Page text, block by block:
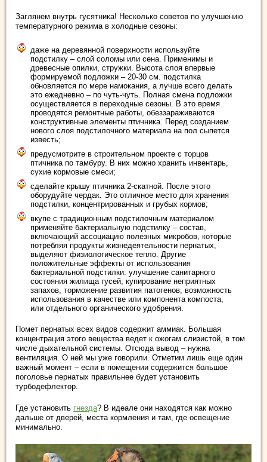
Заглянем внутрь гусятника! Несколько советов по улучшению
температурного режима в холодные сезоны:
даже на деревянной поверхности используйте
подстилку – слой соломы или сена. Применимы и
древесные опилки, стружки. Высота слоя впервые
формируемой подложки – 20-30 см. подстилка
обновляется по мере намокания, а лучше всего делать
это ежедневно – по чуть-чуть. Полная смена подложки
осуществляется в переходные сезоны. В это время
проводятся ремонтные работы, обеззараживаются
конструктивные элементы птичника. Перед созданием
нового слоя подстилочного материала на пол сыпется
известь;
предусмотрите в строительном проекте с торцов
птичника по тамбуру. В них можно хранить инвентарь,
сухие кормовые смеси;
сделайте крышу птичника 2-скатной. После этого
оборудуйте чердак. Это отличное место для хранения
подстилки, концентрированных и грубых кормов;
вкупе с традиционным подстилочным материалом
применяйте бактериальную подстилку – состав,
включающий ассоциацию полезных микробов, которые
потребляя продукты жизнедеятельности пернатых,
выделяют физиологическое тепло. Другие
положительные эффекты от использования
бактериальной подстилки: улучшение санитарного
состояния жилища гусей, купирование неприятных
запахов, торможение развития патогенов, возможность
использования в качестве или компонента компоста,
или отдельного органического удобрения.
Помет пернатых всех видов содержит аммиак. Большая
концентрация этого вещества ведет к ожогам слизистой, в том
числе дыхательной системы. Отсюда вывод – нужна
вентиляция. О ней мы уже говорили. Отметим лишь еще один
важный момент – если в помещении содержится большое
поголовье пернатых правильнее будет установить
турбодефлектор.
Где установить гнезда? В идеале они находятся как можно
дальше от дверей, места кормления и там, где освещение
минимально.